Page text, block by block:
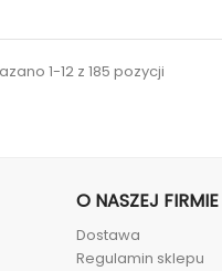
1-12 z 185 pozycji
O NASZEJ FIRMIE
Dostawa
Regulamin sklepu